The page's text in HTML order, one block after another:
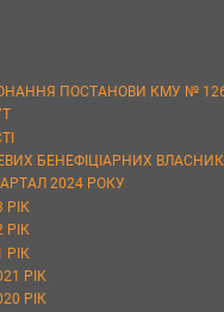
ПОСТАНОВИ КМУ №
БЕНЕФІЦІАРНИХ
2024 РОКУ
РІК
РІК
РІК
РІК
РІК